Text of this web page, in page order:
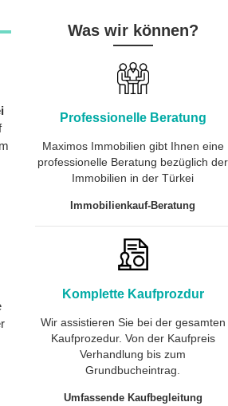
Was wir können?
Professionelle Beratung
Maximos Immobilien gibt Ihnen eine
professionelle Beratung bezüglich der
Immobilien in der Türkei
Immobilienkauf-Beratung
Komplette Kaufprozdur
Wir assistieren Sie bei der gesamten
Kaufprozedur. Von der Kaufpreis
Verhandlung bis zum
Grundbucheintrag.
Umfassende Kaufbegleitung